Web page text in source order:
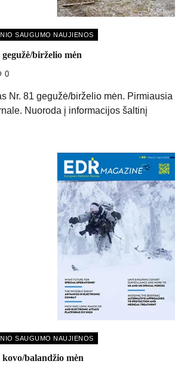
SAUGUMO NAUJIENOS
birželio mėn
0
Nr. 81 gegužė/birželio mėn. Pirmiausia
Nuoroda į informacijos šaltinį
SAUGUMO NAUJIENOS
balandžio mėn